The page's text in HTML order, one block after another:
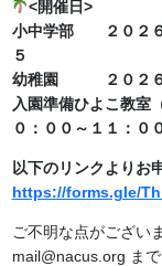
<開催日>
小中学部 ２０２６
５
幼稚園 ２０２６年
入園準備ひよこ教室
０：００～１１：０
以下のリンクよりお
https://forms.gle/
ご不明な点がござい
mail@nacus.org まで